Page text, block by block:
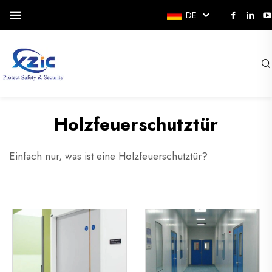
DE
Holzfeuerschutztür
Einfach nur, was ist eine Holzfeuerschutztür?